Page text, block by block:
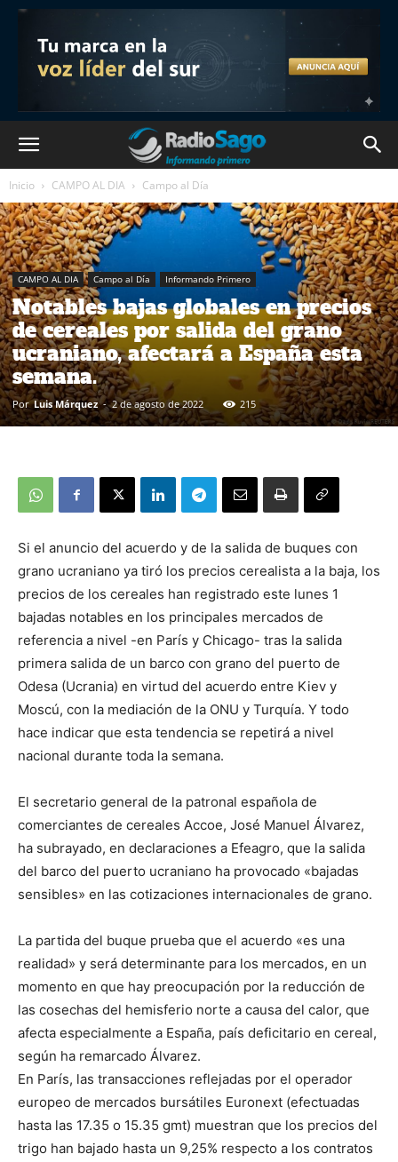
Inicio CAMPO AL DIA Campo al Día
CAMPO AL DIA Campo al Día Informando Primero
Notables bajas globales en precios
de cereales por salida del grano
ucraniano, afectará a España esta
semana.
Por Luis Márquez - 2 de agosto de 2022 215
Si el anuncio del acuerdo y de la salida de buques con
grano ucraniano ya tiró los precios cerealista a la baja, los
precios de los cereales han registrado este lunes 1
bajadas notables en los principales mercados de
referencia a nivel -en París y Chicago- tras la salida
primera salida de un barco con grano del puerto de
Odesa (Ucrania) en virtud del acuerdo entre Kiev y
Moscú, con la mediación de la ONU y Turquía. Y todo
hace indicar que esta tendencia se repetirá a nivel
nacional durante toda la semana.
El secretario general de la patronal española de
comerciantes de cereales Accoe, José Manuel Álvarez,
ha subrayado, en declaraciones a Efeagro, que la salida
del barco del puerto ucraniano ha provocado «bajadas
sensibles» en las cotizaciones internacionales de grano.
La partida del buque prueba que el acuerdo «es una
realidad» y será determinante para los mercados, en un
momento en que hay preocupación por la reducción de
las cosechas del hemisferio norte a causa del calor, que
afecta especialmente a España, país deficitario en cereal,
según ha remarcado Álvarez.
En París, las transacciones reflejadas por el operador
europeo de mercados bursátiles Euronext (efectuadas
hasta las 17.35 o 15.35 gmt) muestran que los precios del
trigo han bajado hasta un 9,25% respecto a los contratos